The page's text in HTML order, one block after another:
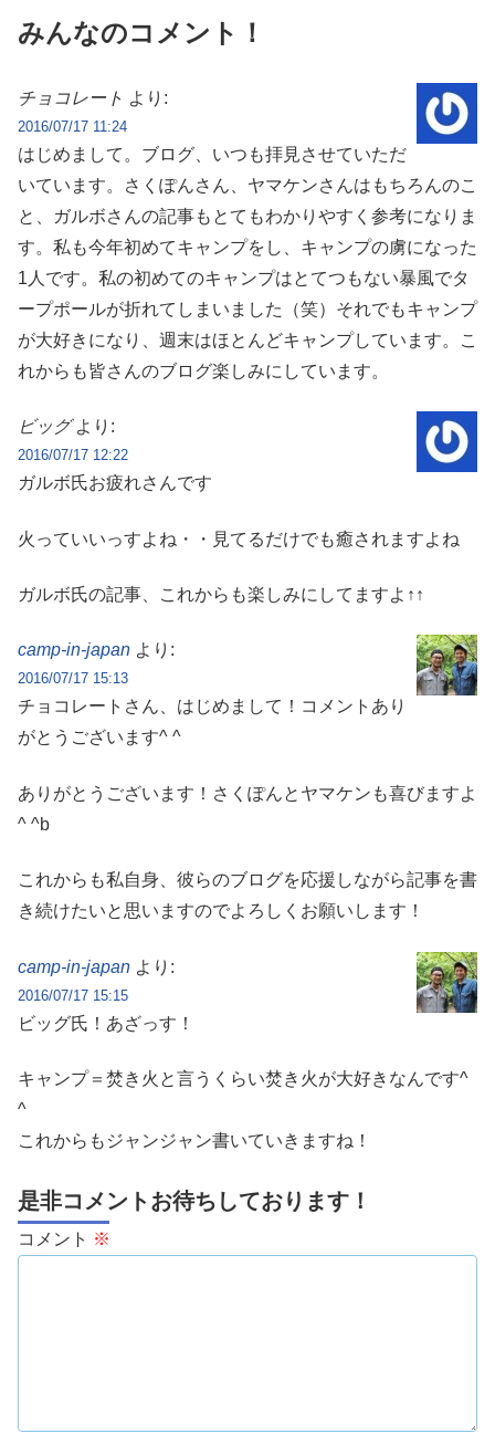
みんなのコメント！
チョコレート より:
2016/07/17 11:24
はじめまして。ブログ、いつも拝見させていただ
いています。さくぽんさん、ヤマケンさんはもちろんのこ
と、ガルボさんの記事もとてもわかりやすく参考になりま
す。私も今年初めてキャンプをし、キャンプの虜になった
1人です。私の初めてのキャンプはとてつもない暴風でタ
ープポールが折れてしまいました（笑）それでもキャンプ
が大好きになり、週末はほとんどキャンプしています。こ
れからも皆さんのブログ楽しみにしています。
ビッグ より:
2016/07/17 12:22
ガルボ氏お疲れさんです
火っていいっすよね・・見てるだけでも癒されますよね
ガルボ氏の記事、これからも楽しみにしてますよ↑↑
camp-in-japan より:
2016/07/17 15:13
チョコレートさん、はじめまして！コメントあり
がとうございます^ ^
ありがとうございます！さくぽんとヤマケンも喜びますよ
^ ^b
これからも私自身、彼らのブログを応援しながら記事を書
き続けたいと思いますのでよろしくお願いします！
camp-in-japan より:
2016/07/17 15:15
ビッグ氏！あざっす！
キャンプ＝焚き火と言うくらい焚き火が大好きなんです^
^
これからもジャンジャン書いていきますね！
是非コメントお待ちしております！
コメント ※